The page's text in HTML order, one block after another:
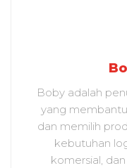
Boby adalah
yang
dan memilih
kebutuhan
komersial,